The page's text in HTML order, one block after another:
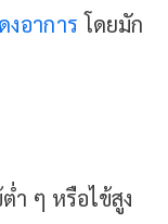
งอาการ โดยมัก
ำ ๆ หรือไข้สูง